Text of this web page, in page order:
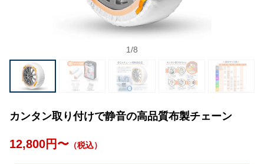
1/8
カンタン取り付けで静音の高品質布製チェーン
12,800円〜 （税込）